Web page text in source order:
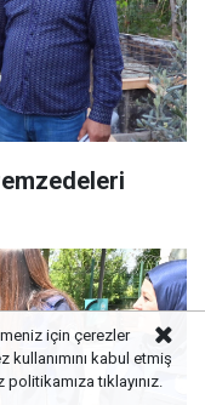
için çerezler
kullanımını kabul etmiş
politikamıza tıklayınız.